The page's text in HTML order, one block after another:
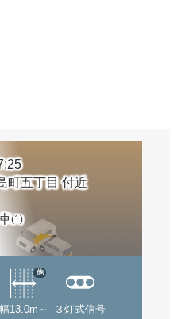
町五丁目 付近
(1)
幅13.0m～
他
３灯式信号